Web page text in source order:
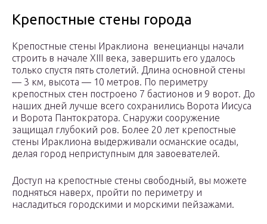
Крепостные стены города
Крепостные стены Ираклиона венецианцы начали
строить в начале XIII века, завершить его удалось
только спустя пять столетий. Длина основной стены
— 3 км, высота — 10 метров. По периметру
крепостных стен построено 7 бастионов и 9 ворот. До
наших дней лучше всего сохранились Ворота Иисуса
и Ворота Пантократора. Снаружи сооружение
защищал глубокий ров. Более 20 лет крепостные
стены Ираклиона выдерживали османские осады,
делая город неприступным для завоевателей.
Доступ на крепостные стены свободный, вы можете
подняться наверх, пройти по периметру и
насладиться городскими и морскими пейзажами.